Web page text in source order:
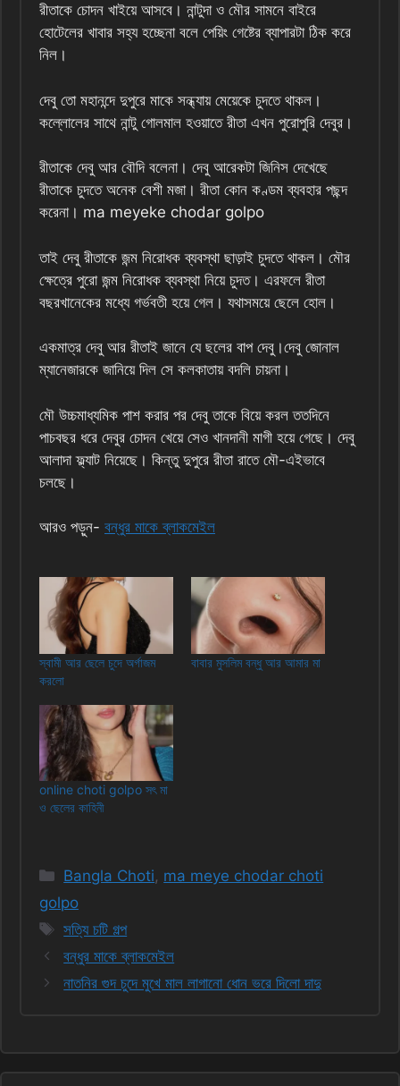
রীতাকে চোদন খাইয়ে আসবে। নান্টুদা ও মৌর সামনে বাইরে
হোটেলের খাবার সহ্য হচ্ছেনা বলে পেয়িং গেষ্টের ব্যাপারটা ঠিক করে
নিল।
দেবু তো মহানন্দে দুপুরে মাকে সন্ধ্যায় মেয়েকে চুদতে থাকল।
কল্লোলের সাথে নান্টু গোলমাল হওয়াতে রীতা এখন পুরোপুরি দেবুর।
রীতাকে দেবু আর বৌদি বলেনা। দেবু আরেকটা জিনিস দেখেছে
রীতাকে চুদতে অনেক বেশী মজা। রীতা কোন কণ্ডম ব্যবহার পছন্দ
করেনা। ma meyeke chodar golpo
তাই দেবু রীতাকে জন্ম নিরোধক ব্যবস্থা ছাড়াই চুদতে থাকল। মৌর
ক্ষেত্রে পুরো জন্ম নিরোধক ব্যবস্থা নিয়ে চুদত। এরফলে রীতা
বছরখানেকের মধ্যে গর্ভবতী হয়ে গেল। যথাসময়ে ছেলে হোল।
একমাত্র দেবু আর রীতাই জানে যে ছলের বাপ দেবু।দেবু জোনাল
ম্যানেজারকে জানিয়ে দিল সে কলকাতায় বদলি চায়না।
মৌ উচ্চমাধ্যমিক পাশ করার পর দেবু তাকে বিয়ে করল ততদিনে
পাচবছর ধরে দেবুর চোদন খেয়ে সেও খানদানী মাগী হয়ে গেছে। দেবু
আলাদা ফ্ল্যাট নিয়েছে। কিন্তু দুপুরে রীতা রাতে মৌ-এইভাবে
চলছে।
আরও পড়ুন- বন্ধুর মাকে ব্লাকমেইল
স্বামী আর ছেলে চুদে অর্গাজম
করলো
বাবার মুসলিম বন্ধু আর আমার মা
online choti golpo সৎ মা
ও ছেলের কাহিনী
Categories
Bangla Choti, ma meye chodar choti
golpo
Tags
সত্যি চটি গল্প
বন্ধুর মাকে ব্লাকমেইল
নাতনির গুদ চুদে মুখে মাল লাগানো ধোন ভরে দিলো দাদু